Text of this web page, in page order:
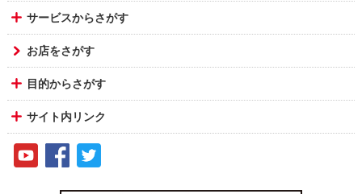
サービスからさがす
お店をさがす
目的からさがす
サイト内リンク